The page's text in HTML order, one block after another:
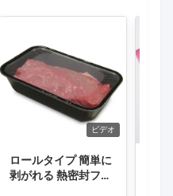
ビデオ
ロールタイプ 簡単に
剥がれる 熱密封フィ